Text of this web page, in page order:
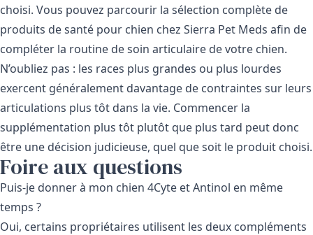
choisi. Vous pouvez parcourir la sélection complète de
produits de santé pour chien chez Sierra Pet Meds afin de
compléter la routine de soin articulaire de votre chien.
N’oubliez pas : les races plus grandes ou plus lourdes
exercent généralement davantage de contraintes sur leurs
articulations plus tôt dans la vie. Commencer la
supplémentation plus tôt plutôt que plus tard peut donc
être une décision judicieuse, quel que soit le produit choisi.
Foire aux questions
Puis-je donner à mon chien 4Cyte et Antinol en même
temps ?
Oui, certains propriétaires utilisent les deux compléments